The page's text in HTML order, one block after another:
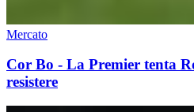
Mercato
Cor Bo - La Premier tenta
resistere